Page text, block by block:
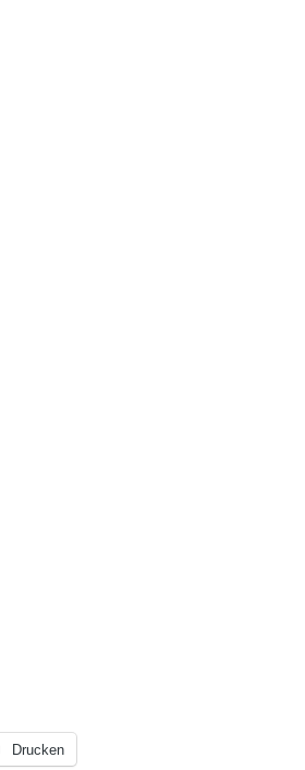
Drucken